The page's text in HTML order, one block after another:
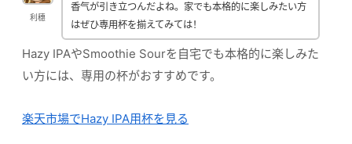
利穗
香气が引き立つんだよね。家でも本格的に楽しみたい方
はぜひ専用杯を揃えてみては！
Hazy IPAやSmoothie Sourを自宅でも本格的に楽しみた
い方には、専用の杯がおすすめです。
楽天市場でHazy IPA用杯を見る